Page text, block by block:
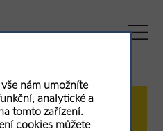
nám umožníte
analytické a
tomto zařízení.
cookies můžete
máte
kontakt